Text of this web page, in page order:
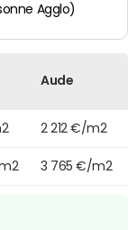
Agglo)
Aude
2 212 €/m2
3 765 €/m2